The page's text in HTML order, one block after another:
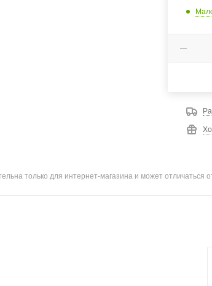
только для интернет-магазина и может отличаться